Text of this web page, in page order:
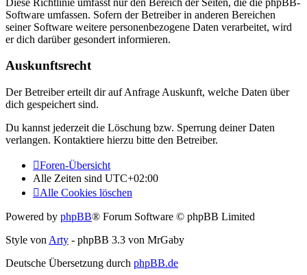
Software umfassen. Sofern der Betreiber in anderen Bereichen
seiner Software weitere personenbezogene Daten verarbeitet, wird
er dich darüber gesondert informieren.
Auskunftsrecht
Der Betreiber erteilt dir auf Anfrage Auskunft, welche Daten über
dich gespeichert sind.
Du kannst jederzeit die Löschung bzw. Sperrung deiner Daten
verlangen. Kontaktiere hierzu bitte den Betreiber.
Foren-Übersicht
Alle Zeiten sind UTC+02:00
Alle Cookies löschen
Powered by phpBB® Forum Software © phpBB Limited
Style von Arty - phpBB 3.3 von MrGaby
Deutsche Übersetzung durch phpBB.de